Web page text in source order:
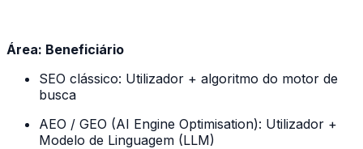
Área: Beneficiário
SEO clássico: Utilizador + algoritmo do motor de
busca
AEO / GEO (AI Engine Optimisation): Utilizador +
Modelo de Linguagem (LLM)